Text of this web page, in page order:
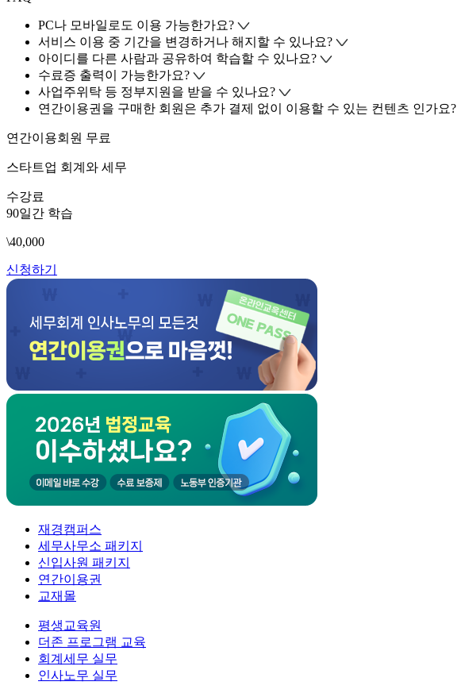
PC나 모바일로도 이용 가능한가요?
서비스 이용 중 기간을 변경하거나 해지할 수 있나요?
아이디를 다른 사람과 공유하여 학습할 수 있나요?
수료증 출력이 가능한가요?
사업주위탁 등 정부지원을 받을 수 있나요?
연간이용권을 구매한 회원은 추가 결제 없이 이용할 수 있는 컨텐츠 인가요?
연간이용회원 무료
스타트업 회계와 세무
수강료
90일간 학습
\40,000
신청하기
재경캠퍼스
세무사무소 패키지
신입사원 패키지
연간이용권
교재몰
평생교육원
더존 프로그램 교육
회계세무 실무
인사노무 실무